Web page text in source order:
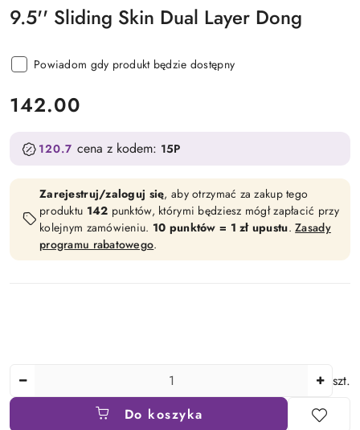
9.5'' Sliding Skin Dual Layer Dong
Powiadom gdy produkt będzie dostępny
cena:
142.00
120.7 cena z kodem: 15P
Zarejestruj/zaloguj się, aby otrzymać za zakup tego
produktu 142 punktów, którymi będziesz mógł zapłacić przy
kolejnym zamówieniu. 10 punktów = 1 zł upustu.Zasady
programu rabatowego.
szt.
Do koszyka